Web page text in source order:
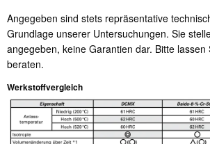
Angegeben sind stets repräsentative
Grundlage unserer Untersuchungen. Sie
angegeben, keine Garantien dar. Bitte lassen
beraten.
Werkstoffvergleich